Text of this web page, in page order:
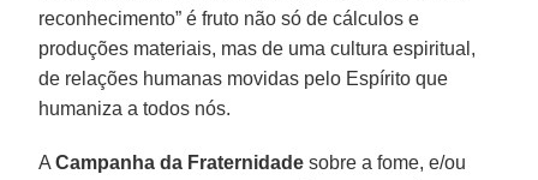
reconhecimento” é fruto não só de cálculos e
produções materiais, mas de uma cultura espiritual,
de relações humanas movidas pelo Espírito que
humaniza a todos nós.
ACampanha da Fraternidade sobre a fome, e/ou